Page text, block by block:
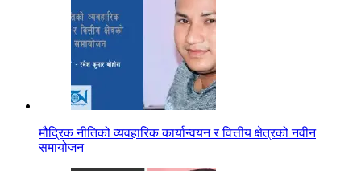
मौद्रिक नीतिको व्यवहारिक कार्यान्वयन र वित्तीय क्षेत्रको नवीन
समायोजन